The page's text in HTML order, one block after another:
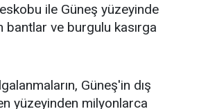
ile Güneş yüzeyinde
ve burgulu kasırga
Güneş'in dış
yüzeyinden milyonlarca